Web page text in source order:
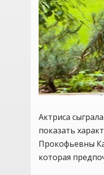
Актриса
показать
Прокофьевны
которая